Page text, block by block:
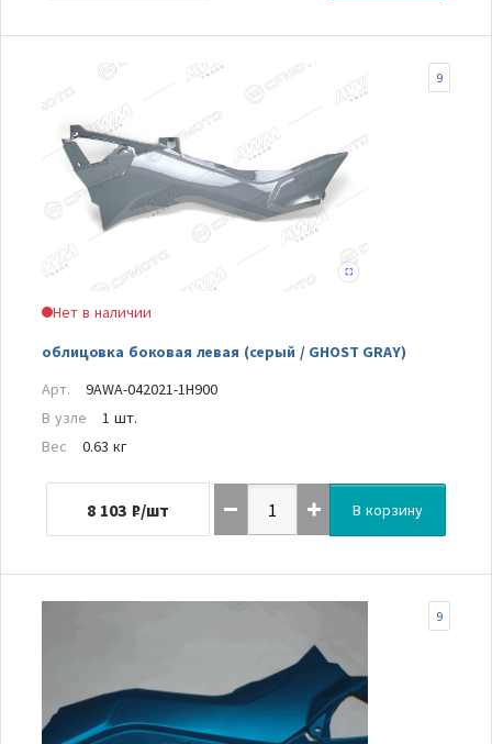
Нет в наличии
облицовка боковая левая (серый / GHOST GRAY)
9
Арт.
9AWA-042021-1H900
В узле
1 шт.
Вес
0.63 кг
8 103 ₽/шт В корзину
9